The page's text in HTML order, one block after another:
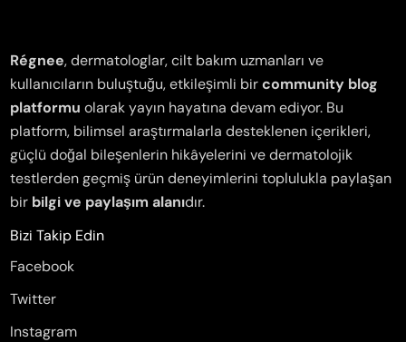
Régnee, dermatologlar, cilt bakım uzmanları ve
kullanıcıların buluştuğu, etkileşimli bircommunity blog
platformu olarak yayın hayatına devam ediyor. Bu
platform, bilimsel araştırmalarla desteklenen içerikleri,
güçlü doğal bileşenlerin hikâyelerini ve dermatolojik
testlerden geçmiş ürün deneyimlerini toplulukla paylaşan
bir bilgi ve paylaşım alanıdır.
Bizi Takip Edin
Facebook
Twitter
Instagram